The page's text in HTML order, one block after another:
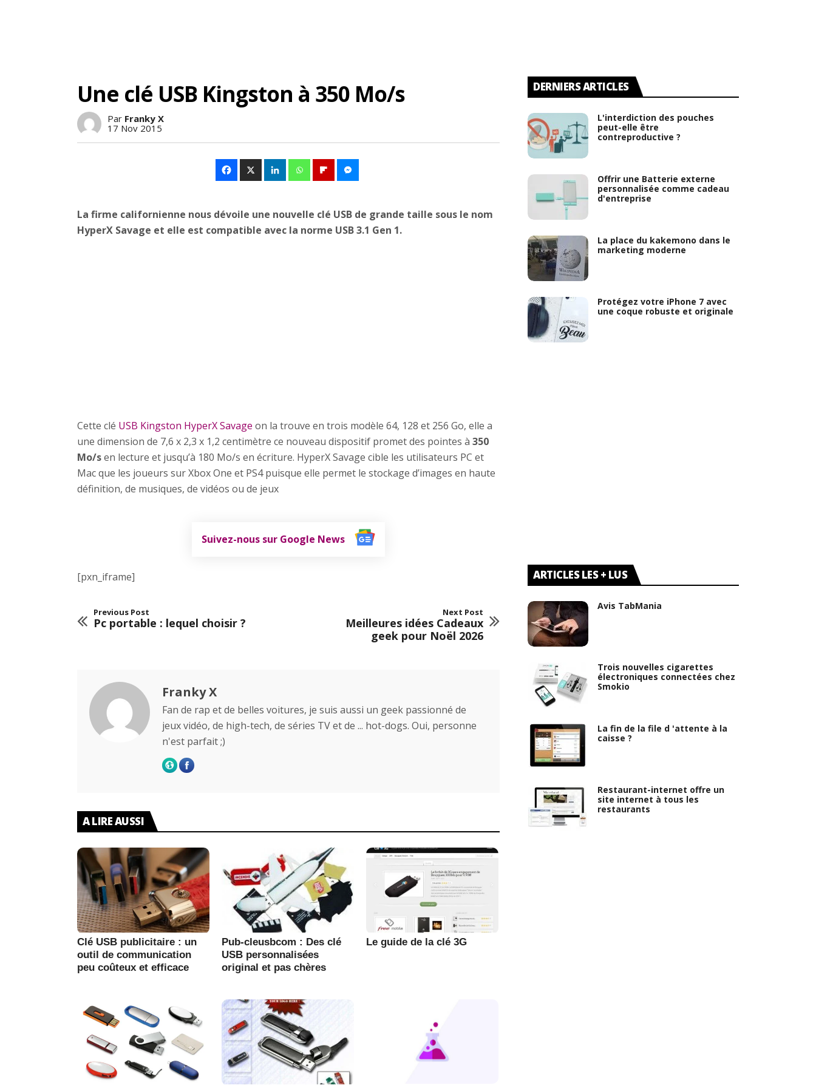
Une clé USB Kingston à 350 Mo/s
Par Franky X
17 Nov 2015
La firme californienne nous dévoile une nouvelle clé USB de grande taille sous le nom
HyperX Savage et elle est compatible avec la norme USB 3.1 Gen 1.
Cette clé USB Kingston HyperX Savage on la trouve en trois modèle 64, 128 et 256 Go, elle a
une dimension de 7,6 x 2,3 x 1,2 centimètre ce nouveau dispositif promet des pointes à 350
Mo/sen lecture et jusqu’à 180 Mo/s en écriture. HyperX Savage cible les utilisateurs PC et
Mac que les joueurs sur Xbox One et PS4 puisque elle permet le stockage d’images en haute
définition, de musiques, de vidéos ou de jeux
Suivez-nous sur Google News
[pxn_iframe]
Previous Post
Pc portable : lequel choisir ?
Next Post
Meilleures idées Cadeaux
geek pour Noël 2026
Franky X
Fan de rap et de belles voitures, je suis aussi un geek passionné de
jeux vidéo, de high-tech, de séries TV et de ... hot-dogs. Oui, personne
n'est parfait ;)
A LIRE AUSSI
Clé USB publicitaire : un
outil de communication
peu coûteux et efficace
Pub-cleusbcom : Des clé
USB personnalisées
original et pas chères
Le guide de la clé 3G
DERNIERS ARTICLES
L'interdiction des pouches
peut-elle être
contreproductive ?
Offrir une Batterie externe
personnalisée comme cadeau
d'entreprise
La place du kakemono dans le
marketing moderne
Protégez votre iPhone 7 avec
une coque robuste et originale
ARTICLES LES + LUS
Avis TabMania
Trois nouvelles cigarettes
électroniques connectées chez
Smokio
La fin de la file d 'attente à la
caisse ?
Restaurant-internet offre un
site internet à tous les
restaurants